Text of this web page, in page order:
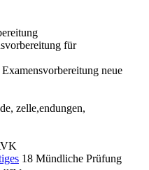
für
Examensvorbereitung neue
zelle,endungen,
18 Mündliche Prüfung